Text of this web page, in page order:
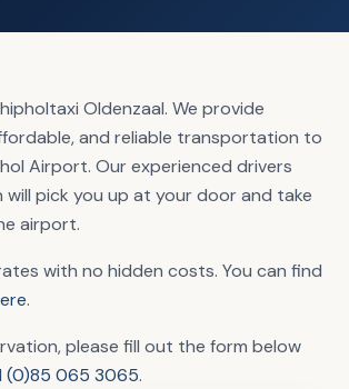
Oldenzaal. We provide
and reliable transportation to
Airport. Our experienced drivers
will pick you up at your door and take
airport.
with no hidden costs. You can find
.
please fill out the form below
(0)85 065 3065.